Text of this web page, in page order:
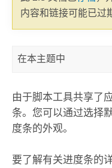
内容和链接可能已过
在本主题中
由于脚本工具共享了
条。您可以通过选择
度条的外观。
要了解有关进度条的